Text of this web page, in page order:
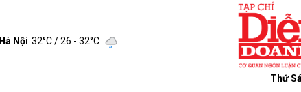
Hà Nội 32°C/ 26 - 32°C
Thứ